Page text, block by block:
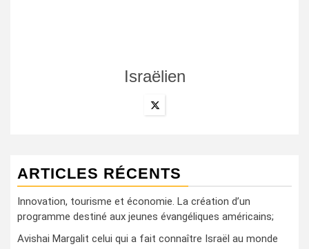
Israëlien
ARTICLES RÉCENTS
Innovation, tourisme et économie. La création d’un
programme destiné aux jeunes évangéliques américains;
Avishai Margalit celui qui a fait connaître Israël au monde